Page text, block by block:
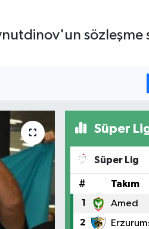
sözleşme
Süper
Süper Lig
# Takım
1 Amed
2